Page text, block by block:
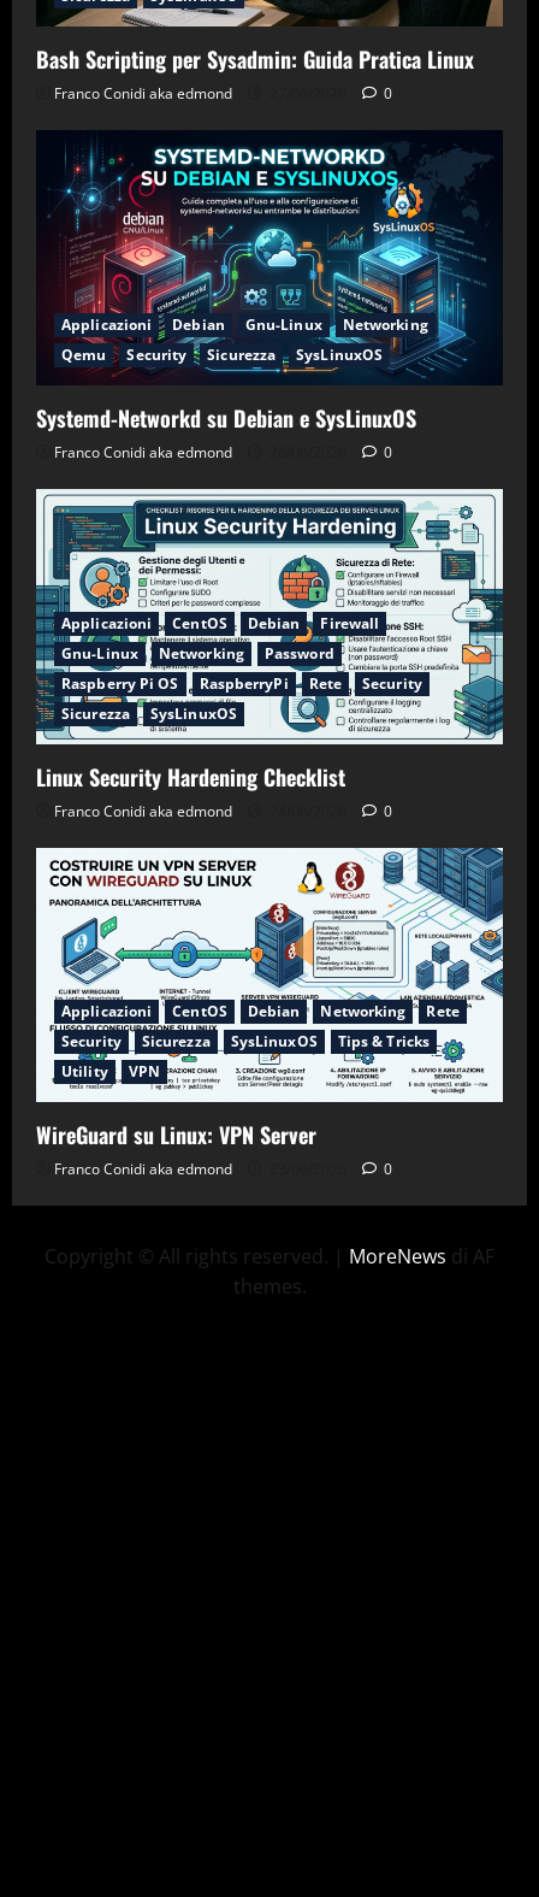
Bash Scripting per Sysadmin: Guida Pratica Linux
Franco Conidi aka edmond 0
Applicazioni Debian Gnu-Linux
Networking
Qemu
Security Sicurezza SysLinuxOS
Systemd-Networkd su Debian e SysLinuxOS
Franco Conidi aka edmond 0
Applicazioni CentOS Debian
Firewall
Gnu-Linux
Networking
Password
Raspberry Pi OS
RaspberryPi Rete
Security
Sicurezza
SysLinuxOS
Linux Security Hardening Checklist
Franco Conidi aka edmond 0
Applicazioni CentOS Debian Networking
Rete
Security
Sicurezza SysLinuxOS
Tips & Tricks
Utility
VPN
WireGuard su Linux: VPN Server
Franco Conidi aka edmond 0
Copyright © All rights reserved. | MoreNews di AF
themes.